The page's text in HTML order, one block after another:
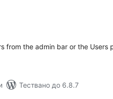
from the admin bar or the Users
Тествано до 6.8.7